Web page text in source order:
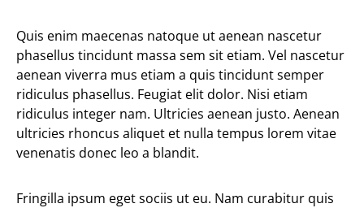
Quis enim maecenas natoque ut aenean nascetur
phasellus tincidunt massa sem sit etiam. Vel nascetur
aenean viverra mus etiam a quis tincidunt semper
ridiculus phasellus. Feugiat elit dolor. Nisi etiam
ridiculus integer nam. Ultricies aenean justo. Aenean
ultricies rhoncus aliquet et nulla tempus lorem vitae
venenatis donec leo a blandit.
Fringilla ipsum eget sociis ut eu. Nam curabitur quis